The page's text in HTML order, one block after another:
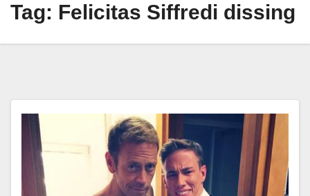
Tag: Felicitas Siffredi dissing